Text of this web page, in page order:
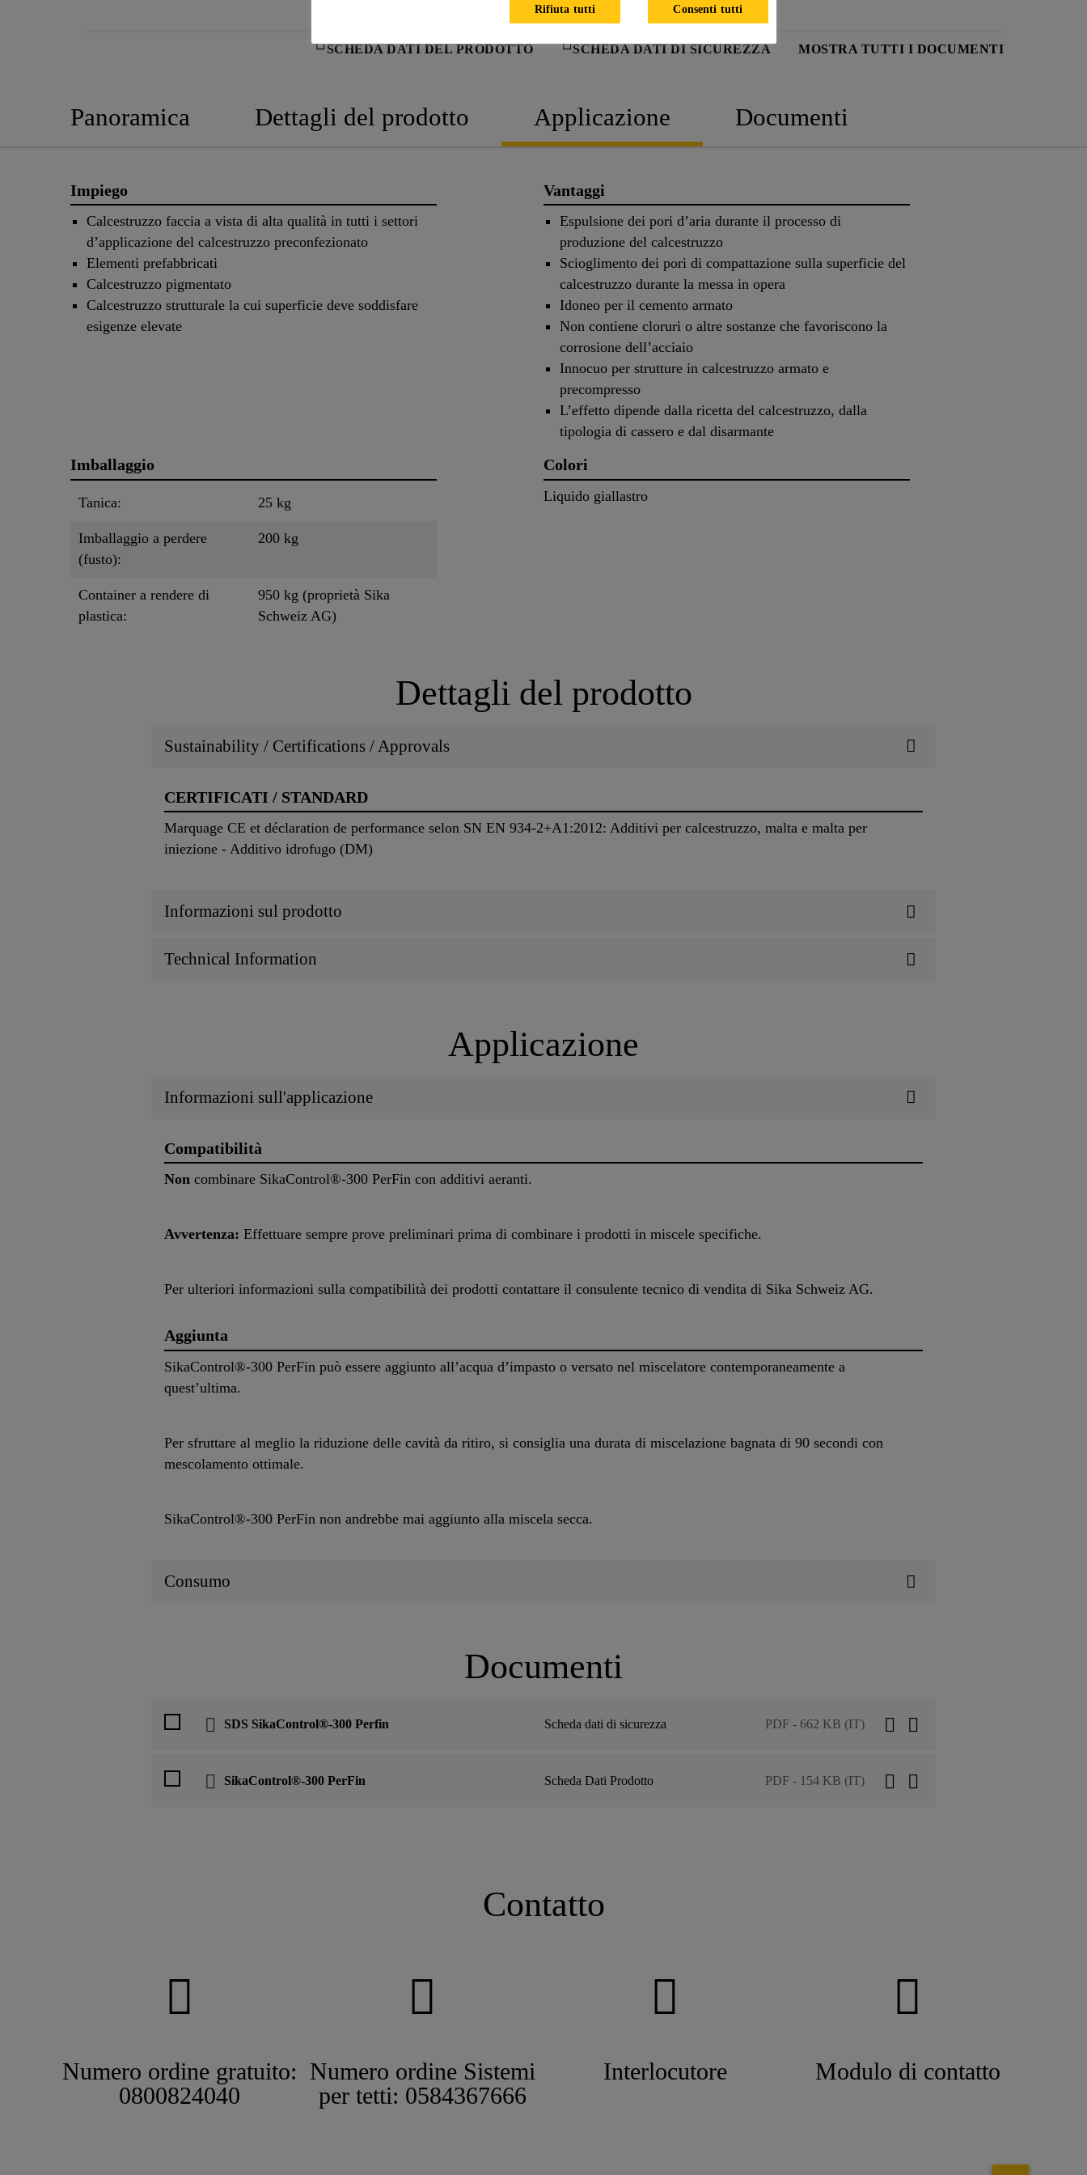
SCHEDA DATI DEL PRODOTTO SCHEDA DATI DI SICUREZZA MOSTRA TUTTI I DOCUMENTI
Panoramica Dettagli del prodotto Applicazione Documenti
Impiego
Calcestruzzo faccia a vista di alta qualità in tutti i settori
d’applicazione del calcestruzzo preconfezionato
Elementi prefabbricati
Calcestruzzo pigmentato
Calcestruzzo strutturale la cui superficie deve soddisfare
esigenze elevate
Vantaggi
Espulsione dei pori d’aria durante il processo di
produzione del calcestruzzo
Scioglimento dei pori di compattazione sulla superficie del
calcestruzzo durante la messa in opera
Idoneo per il cemento armato
Non contiene cloruri o altre sostanze che favoriscono la
corrosione dell’acciaio
Innocuo per strutture in calcestruzzo armato e
precompresso
L’effetto dipende dalla ricetta del calcestruzzo, dalla
tipologia di cassero e dal disarmante
Imballaggio
Tanica: 25 kg
Imballaggio a perdere
(fusto):
200 kg
Container a rendere di
plastica:
950 kg (proprietà Sika
Schweiz AG)
Colori
Liquido giallastro
Dettagli del prodotto
Sustainability / Certifications / Approvals
CERTIFICATI / STANDARD
Marquage CE et déclaration de performance selon SN EN 934-2+A1:2012: Additivi per calcestruzzo, malta e malta per
iniezione - Additivo idrofugo (DM)
Informazioni sul prodotto
Technical Information
Applicazione
Informazioni sull'applicazione
Compatibilità
Non combinare SikaControl®-300 PerFin con additivi aeranti.
Avvertenza: Effettuare sempre prove preliminari prima di combinare i prodotti in miscele specifiche.
Per ulteriori informazioni sulla compatibilità dei prodotti contattare il consulente tecnico di vendita di Sika Schweiz AG.
Aggiunta
SikaControl®-300 PerFin può essere aggiunto all’acqua d’impasto o versato nel miscelatore contemporaneamente a
quest’ultima.
Per sfruttare al meglio la riduzione delle cavità da ritiro, si consiglia una durata di miscelazione bagnata di 90 secondi con
mescolamento ottimale.
SikaControl®-300 PerFin non andrebbe mai aggiunto alla miscela secca.
Consumo
Documenti
SDS SikaControl®-300 Perfin Scheda dati di sicurezza PDF - 662 KB (IT)
SikaControl®-300 PerFin Scheda Dati Prodotto PDF - 154 KB (IT)
Contatto
Numero ordine gratuito:
0800824040
Numero ordine Sistemi
per tetti: 0584367666
Interlocutore Modulo di contatto
Rifiuta tutti Consenti tutti